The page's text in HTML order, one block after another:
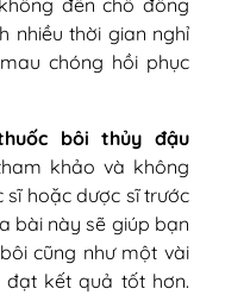
đến chỗ đông
nhiều thời gian nghỉ
chóng hồi phục
bôi thủy đậu
khảo và không
hoặc dược sĩ trước
bài này sẽ giúp bạn
cũng như một vài
kết quả tốt hơn.